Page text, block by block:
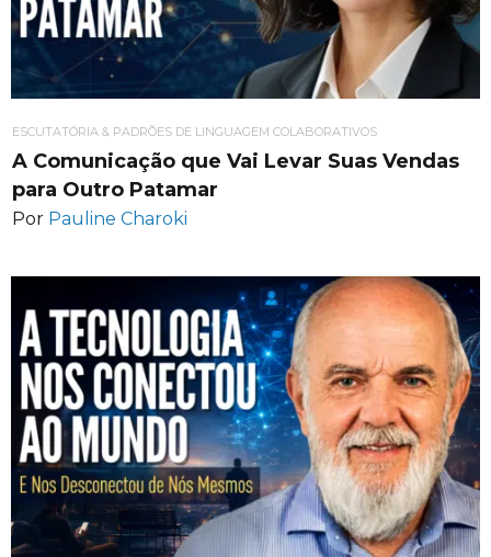
ESCUTATÓRIA & PADRÕES DE LINGUAGEM COLABORATIVOS
A Comunicação que Vai Levar Suas Vendas
para Outro Patamar
Por Pauline Charoki